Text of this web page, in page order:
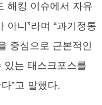
해킹 이슈에서 자유
아니”라며 “과기정통
중심으로 근본적인
있는 태스크포스를
”고 말했다.